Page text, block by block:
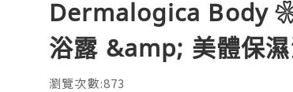
Dermalogica Body
浴露 &amp; 美體保
瀏覽次數:873